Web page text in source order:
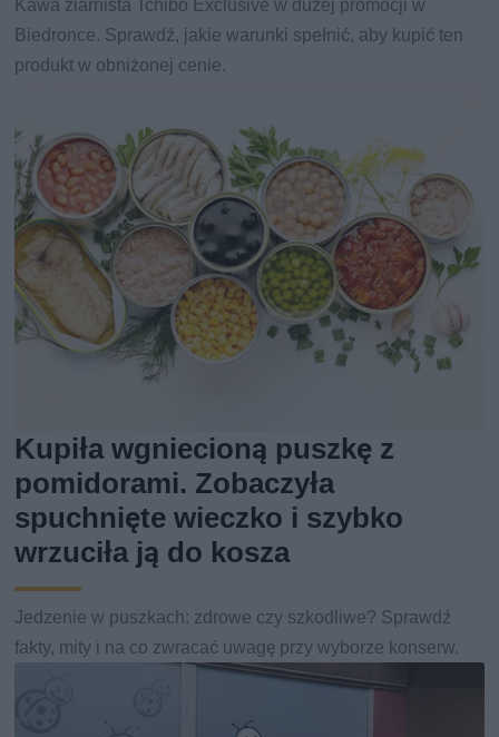
Kawa ziarnista Tchibo Exclusive w dużej promocji w
Biedronce. Sprawdź, jakie warunki spełnić, aby kupić ten
produkt w obniżonej cenie.
Kupiła wgniecioną puszkę z
pomidorami. Zobaczyła
spuchnięte wieczko i szybko
wrzuciła ją do kosza
Jedzenie w puszkach: zdrowe czy szkodliwe? Sprawdź
fakty, mity i na co zwracać uwagę przy wyborze konserw.